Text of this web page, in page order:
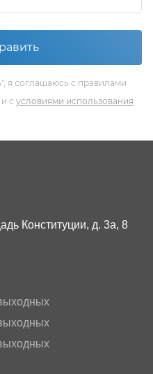
я соглашаюсь с правилами
и с условиями использования
Конституции, д. 3а, 8